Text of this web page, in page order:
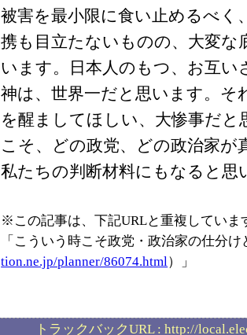
被害を最小限に食い止めるべく
携も目立たないものの、大変な
います。日本人のもつ、お互い
神は、世界一だと思います。そ
を醒ましてほしい、大惨事だ
こそ、どの政党、どの政治家が
私たちの判断材料にもなると思
※この記事は、下記URLと重複していま
「こういう時こそ政党・政治家の仕分け
tion.ne.jp/planner/86074.html ）」
トラックバックURL : http://